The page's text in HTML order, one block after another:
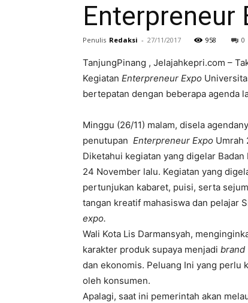
Enterpreneur
Penulis Redaksi - 27/11/2017 958 0
TanjungPinang , Jelajahkepri.com –
Kegiatan Enterpreneur Expo
bertepatan dengan beberapa agenda
Minggu (26/11) malam, disela
penutupan Enterpreneur Expo Umrah
Diketahui kegiatan yang digelar
24 November lalu. Kegiatan yang
pertunjukan kabaret, puisi, serta
tangan kreatif mahasiswa dan pelajar
expo.
Wali Kota Lis Darmansyah,
karakter produk supaya menjadi brand
dan ekonomis. Peluang Ini yang perlu
oleh konsumen.
Apalagi, saat ini pemerintah akan